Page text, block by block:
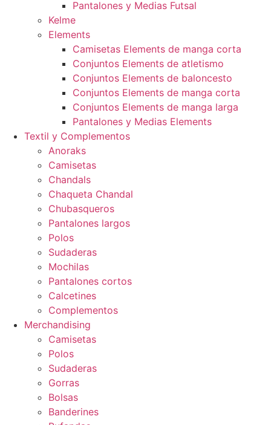
Pantalones y Medias Futsal
Kelme
Elements
Camisetas Elements de manga corta
Conjuntos Elements de atletismo
Conjuntos Elements de baloncesto
Conjuntos Elements de manga corta
Conjuntos Elements de manga larga
Pantalones y Medias Elements
Textil y Complementos
Anoraks
Camisetas
Chandals
Chaqueta Chandal
Chubasqueros
Pantalones largos
Polos
Sudaderas
Mochilas
Pantalones cortos
Calcetines
Complementos
Merchandising
Camisetas
Polos
Sudaderas
Gorras
Bolsas
Banderines